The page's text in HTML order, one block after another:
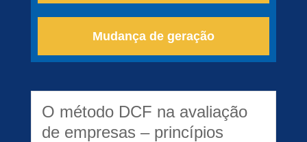
Mudança de geração
O método DCF na avaliação
de empresas – princípios